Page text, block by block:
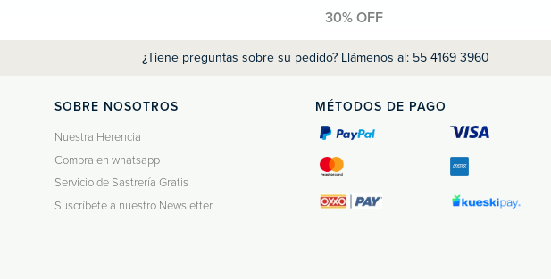
¿Tiene preguntas sobre su pedido? Llámenos al: 55 4169 3960
SOBRE NOSOTROS
Nuestra Herencia
Compra en whatsapp
Servicio de Sastrería Gratis
Suscríbete a nuestro Newsletter
MÉTODOS DE PAGO